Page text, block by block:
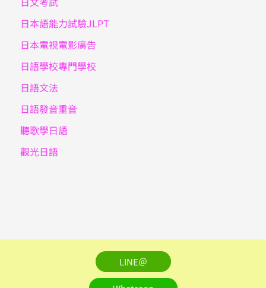
日本語能力試驗JLPT
日本電視電影廣告
日語學校專門學校
日語文法
日語發音重音
聽歌學日語
觀光日語
LINE＠